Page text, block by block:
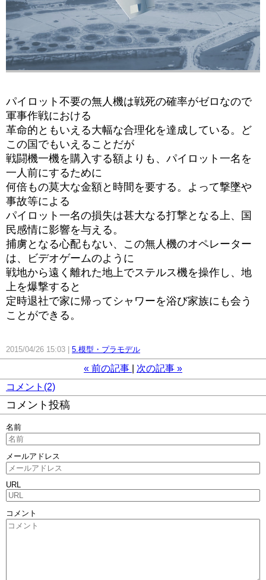
パイロット不要の無人機は戦死の確率がゼロなので
軍事作戦における
革命的ともいえる大幅な合理化を達成している。ど
この国でもいえることだが
戦闘機一機を購入する額よりも、パイロット一名を
一人前にするために
何倍もの莫大な金額と時間を要する。よって撃墜や
事故等による
パイロット一名の損失は甚大なる打撃となる上、国
民感情に影響を与える。
捕虜となる心配もない、この無人機のオペレーター
は、ビデオゲームのように
戦地から遠く離れた地上でステルス機を操作し、地
上を爆撃すると
定時退社で家に帰ってシャワーを浴び家族にも会う
ことができる。
2015/04/26 15:03 5.模型・プラモデル
« 前の記事 次の記事 »
コメント(2)
コメント投稿
名前
メールアドレス
URL
コメント